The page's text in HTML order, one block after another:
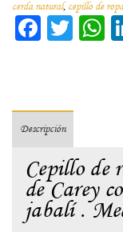
cerda natural, cepillo de
Descripción
Cepillo de
de Carey
jabalí .